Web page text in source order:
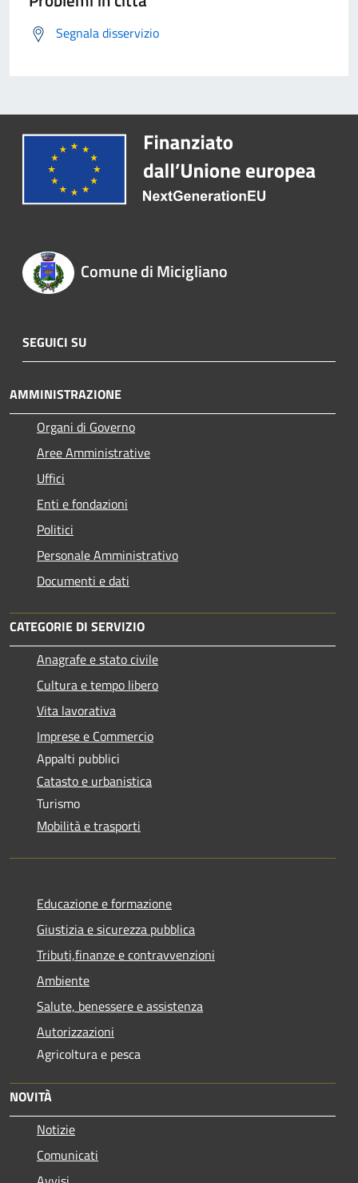
Segnala disservizio
Comune di Micigliano
SEGUICI SU
AMMINISTRAZIONE
Organi di Governo
Aree Amministrative
Uffici
Enti e fondazioni
Politici
Personale Amministrativo
Documenti e dati
CATEGORIE DI SERVIZIO
Anagrafe e stato civile
Cultura e tempo libero
Vita lavorativa
Imprese e Commercio
Appalti pubblici
Catasto e urbanistica
Turismo
Mobilità e trasporti
Educazione e formazione
Giustizia e sicurezza pubblica
Tributi,finanze e contravvenzioni
Ambiente
Salute, benessere e assistenza
Autorizzazioni
Agricoltura e pesca
NOVITÀ
Notizie
Comunicati